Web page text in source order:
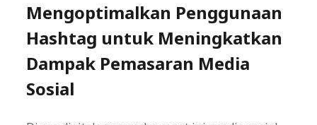
Mengoptimalkan Penggunaan
Hashtag untuk Meningkatkan
Dampak Pemasaran Media
Sosial